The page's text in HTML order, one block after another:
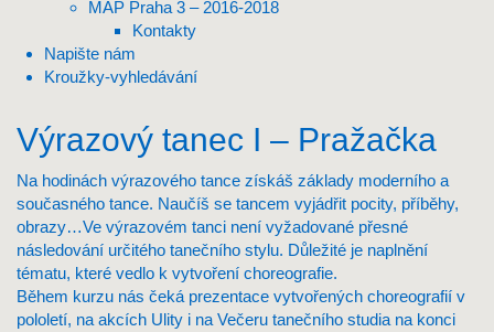
MAP Praha 3 – 2016-2018
Kontakty
Napište nám
Kroužky-vyhledávání
Výrazový tanec I – Pražačka
Na hodinách výrazového tance získáš základy moderního a
současného tance. Naučíš se tancem vyjádřit pocity, příběhy,
obrazy…Ve výrazovém tanci není vyžadované přesné
následování určitého tanečního stylu. Důležité je naplnění
tématu, které vedlo k vytvoření choreografie.
Během kurzu nás čeká prezentace vytvořených choreografií v
pololetí, na akcích Ulity i na Večeru tanečního studia na konci